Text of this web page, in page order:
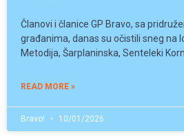
Članovi i članice GP Bravo, sa
građanima, danas su očistili sneg na
Metodija, Šarplaninska, Senteleki
READ MORE »
Bravo! 10/01/2026